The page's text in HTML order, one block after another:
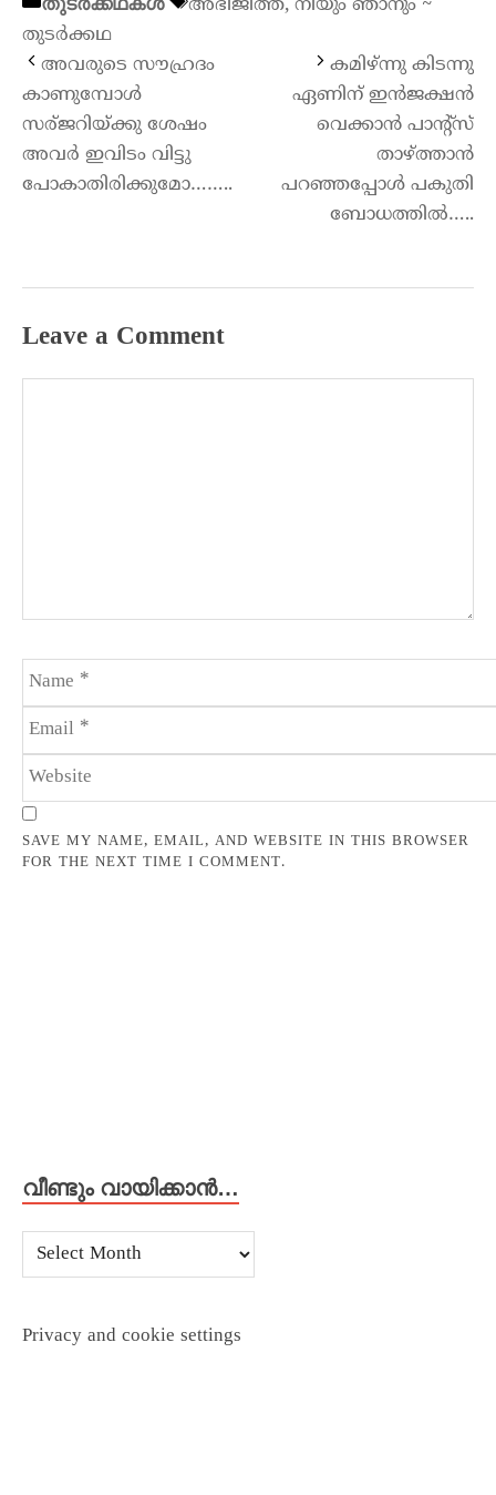
അഭിജിത്ത്, നീയും ഞാനും ~
തുടർക്കഥ
അവരുടെ സൗഹ്രദം
കാണുമ്പോൾ
സര്ജറിയ്ക്കു ശേഷം
അവർ ഇവിടം വിട്ടു
പോകാതിരിക്കുമോ……..
കമിഴ്ന്നു കിടന്നു
ഏണിന് ഇൻജക്ഷൻ
വെക്കാൻ പാന്റ്സ്
താഴ്ത്താൻ
പറഞ്ഞപ്പോൾ പകുതി
ബോധത്തിൽ…..
Leave a Comment
SAVE MY NAME, EMAIL, AND WEBSITE IN THIS BROWSER
FOR THE NEXT TIME I COMMENT.
വീണ്ടും വായിക്കാൻ…
Privacy and cookie settings